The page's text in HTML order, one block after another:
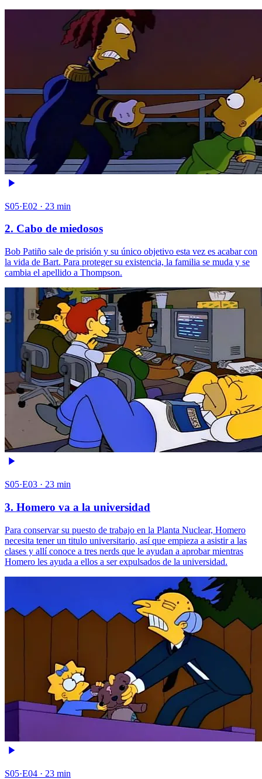
S05·E02 · 23 min
2. Cabo de miedosos
Bob Patiño sale de prisión y su único objetivo esta vez es acabar con
la vida de Bart. Para proteger su existencia, la familia se muda y se
cambia el apellido a Thompson.
S05·E03 · 23 min
3. Homero va a la universidad
Para conservar su puesto de trabajo en la Planta Nuclear, Homero
necesita tener un titulo universitario, así que empieza a asistir a las
clases y allí conoce a tres nerds que le ayudan a aprobar mientras
Homero les ayuda a ellos a ser expulsados de la universidad.
S05·E04 · 23 min